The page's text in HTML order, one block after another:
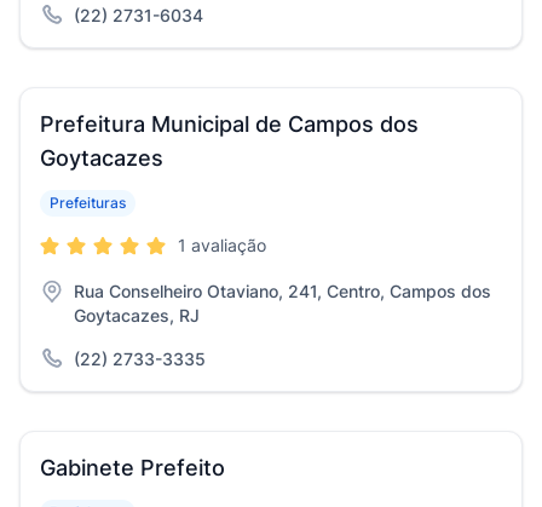
(22) 2731-6034
Prefeitura Municipal de Campos dos
Goytacazes
Prefeituras
1 avaliação
Rua Conselheiro Otaviano, 241, Centro, Campos dos
Goytacazes, RJ
(22) 2733-3335
Gabinete Prefeito